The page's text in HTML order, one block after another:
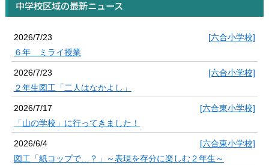
中学校区域の最新ニュース
2026/7/23
[六合小学校]
６年 ミライ授業
2026/7/23
[六合小学校]
２年生図工「二人はなかよし」
2026/7/17
[六合東小学校]
「山の学校」に行ってきました！
2026/6/4
[六合東小学校]
図工「紙コップで…？」～表現を存分に楽しむ２年生～